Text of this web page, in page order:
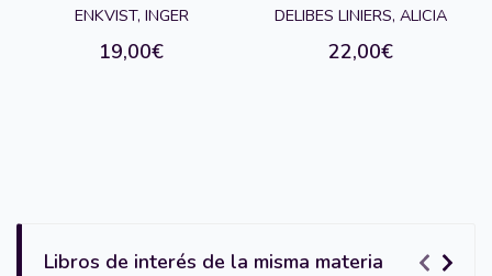
EDICIONES
ENKVIST, INGER
19,00€
EDICIONES
DELIBES LINIERS, ALICIA
22,00€
Libros de interés de la misma materia